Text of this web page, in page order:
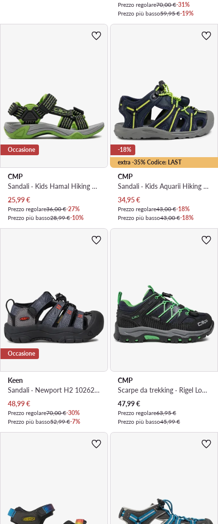
Prezzo regolare70,00 €-31%
Prezzo più basso59,95 €-19%
Occasione
CMP
Sandali · Kids Hamal Hiking Sandal 38Q9954 · Nero
Prezzo attuale
25,99€
Prezzo regolare36,00 €-27%
Prezzo più basso28,99 €-10%
extra -35% Codice: LAST
-18%
CMP
Sandali · Kids Aquarii Hiking Sandal 30Q9664 · Blu scuro
Prezzo attuale
34,95€
Prezzo regolare43,00 €-18%
Prezzo più basso43,00 €-18%
Occasione
Keen
Sandali · Newport H2 1026268 · Grigio
Prezzo attuale
48,99€
Prezzo regolare70,00 €-30%
Prezzo più basso52,99 €-7%
CMP
Scarpe da trekking · Rigel Low Trekking 3Q54554 · Blu scuro
Prezzo attuale
47,99€
Prezzo regolare63,95 €
Prezzo più basso45,99 €